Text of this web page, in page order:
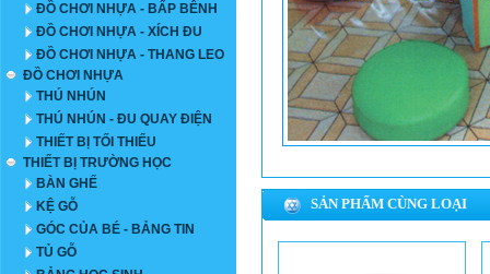
ĐỒ CHƠI NHỰA - BẤP BÊNH
ĐỒ CHƠI NHỰA - XÍCH ĐU
ĐỒ CHƠI NHỰA - THANG LEO
ĐỒ CHƠI NHỰA
THÚ NHÚN
THÚ NHÚN - ĐU QUAY ĐIỆN
THIẾT BỊ TỐI THIỂU
THIẾT BỊ TRƯỜNG HỌC
BÀN GHẾ
KỆ GỖ
GÓC CỦA BÉ - BẢNG TIN
TỦ GỖ
SẢN PHẨM CÙNG LOẠI